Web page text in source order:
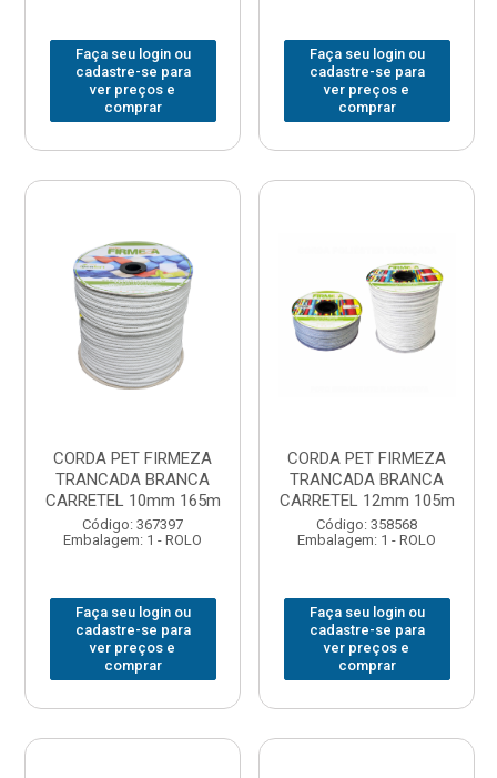
Faça seu login ou
cadastre-se para
ver preços e
comprar
Faça seu login ou
cadastre-se para
ver preços e
comprar
CORDA PET FIRMEZA
TRANCADA BRANCA
CARRETEL 10mm 165m
Código: 367397
Embalagem: 1 - ROLO
Faça seu login ou
cadastre-se para
ver preços e
comprar
CORDA PET FIRMEZA
TRANCADA BRANCA
CARRETEL 12mm 105m
Código: 358568
Embalagem: 1 - ROLO
Faça seu login ou
cadastre-se para
ver preços e
comprar